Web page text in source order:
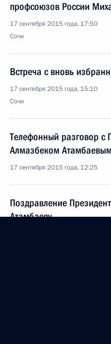
профсоюзов России
17 сентября 2015 года, 17:50
Сочи
Встреча с вновь
17 сентября 2015 года, 15:10
Сочи
Телефонный разговор с
Алмазбеком Атамбаевым
17 сентября 2015 года, 12:25
Поздравление
Атамбаеву